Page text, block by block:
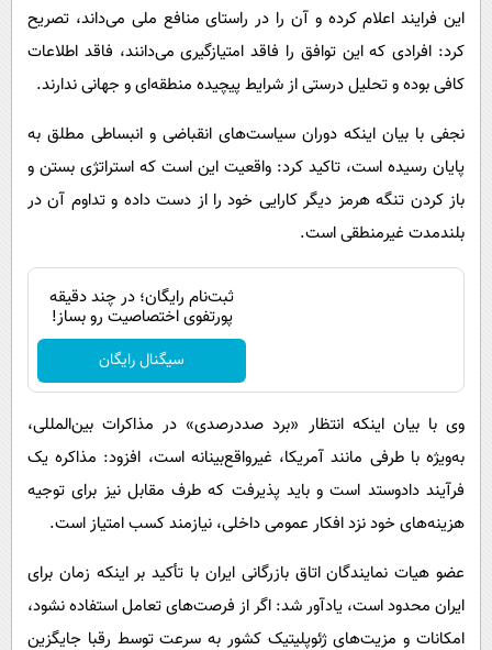
این فرایند اعلام کرده و آن را در راستای منافع ملی می‌داند، تصریح
کرد: افرادی که این توافق را فاقد امتیازگیری می‌دانند، فاقد اطلاعات
کافی بوده و تحلیل درستی از شرایط پیچیده منطقه‌ای و جهانی ندارند.
نجفی با بیان اینکه دوران سیاست‌های انقباضی و انبساطی مطلق به
پایان رسیده است، تاکید کرد: واقعیت این است که استراتژی بستن و
باز کردن تنگه هرمز دیگر کارایی خود را از دست داده و تداوم آن در
بلندمدت غیرمنطقی است.
ثبت‌نام رایگان؛ در چند دقیقه
پورتفوی اختصاصیت رو بساز!
سیگنال رایگان
وی با بیان اینکه انتظار «برد صددرصدی» در مذاکرات بین‌المللی،
به‌ویژه با طرفی مانند آمریکا، غیرواقع‌بینانه است، افزود: مذاکره یک
فرآیند دادوستد است و باید پذیرفت که طرف مقابل نیز برای توجیه
هزینه‌های خود نزد افکار عمومی داخلی، نیازمند کسب امتیاز است.
عضو هیات نمایندگان اتاق بازرگانی ایران با تأکید بر اینکه زمان برای
ایران محدود است، یادآور شد: اگر از فرصت‌های تعامل استفاده نشود،
امکانات و مزیت‌های ژئوپلیتیک کشور به سرعت توسط رقبا جایگزین